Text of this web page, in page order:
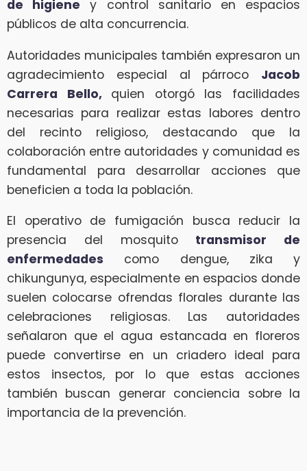
de higiene y control sanitario en espacios
públicos de alta concurrencia.
Autoridades municipales también expresaron un
agradecimiento especial al párroco Jacob
Carrera Bello, quien otorgó las facilidades
necesarias para realizar estas labores dentro
del recinto religioso, destacando que la
colaboración entre autoridades y comunidad es
fundamental para desarrollar acciones que
beneficien a toda la población.
El operativo de fumigación busca reducir la
presencia del mosquito transmisor de
enfermedades como dengue, zika y
chikungunya, especialmente en espacios donde
suelen colocarse ofrendas florales durante las
celebraciones religiosas. Las autoridades
señalaron que el agua estancada en floreros
puede convertirse en un criadero ideal para
estos insectos, por lo que estas acciones
también buscan generar conciencia sobre la
importancia de la prevención.